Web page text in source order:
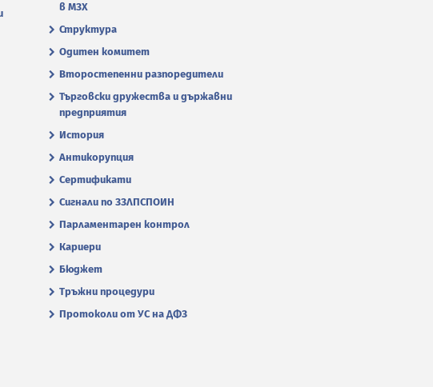
в МЗХ
Структура
Одитен комитет
Второстепенни разпоредители
Търговски дружества и държавни
предприятия
История
Антикорупция
Сертификати
Сигнали по ЗЗЛПСПОИН
Парламентарен контрол
Кариери
Бюджет
Тръжни процедури
Протоколи от УС на ДФЗ